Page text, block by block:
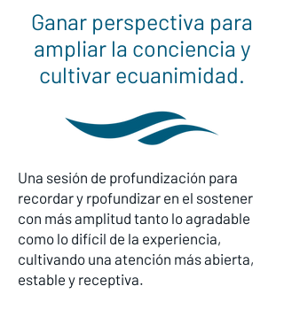
Ganar perspectiva para
ampliar la conciencia y
cultivar ecuanimidad.
Una sesión de profundización para
recordar y rpofundizar en el sostener
con más amplitud tanto lo agradable
como lo difícil de la experiencia,
cultivando una atención más abierta,
estable y receptiva.